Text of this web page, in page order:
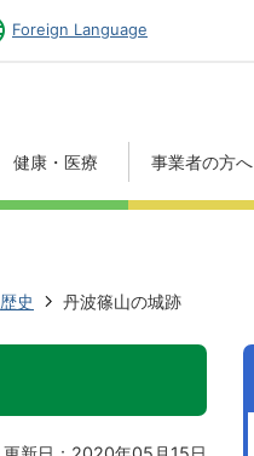
Foreign Language
健康・医療 事業者の方へ
歴史 丹波篠山の城跡